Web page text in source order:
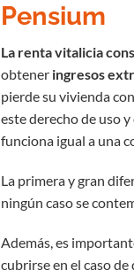
Pensium
La renta vitalicia
obtener ingresos
pierde su vivienda
este derecho de uso
funciona igual a una
La primera y gran
ningún caso se
Además, es
cubrirse en el caso